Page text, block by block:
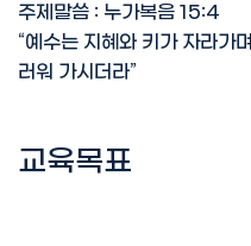
주제말씀 : 누가복음 15:4
“예수는 지혜와 키가 자라가
러워 가시더라”
교육목표